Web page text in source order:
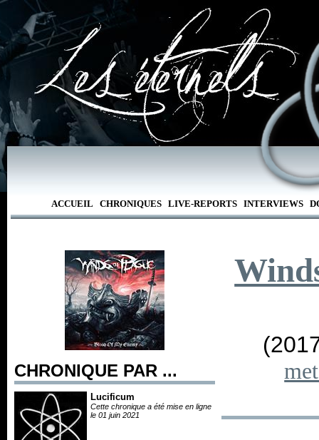
ACCUEIL CHRONIQUES LIVE-REPORTS INTERVIEWS
CHRONIQUE PAR ...
Lucificum
Cette chronique a été mise en ligne
le 01 juin 2021